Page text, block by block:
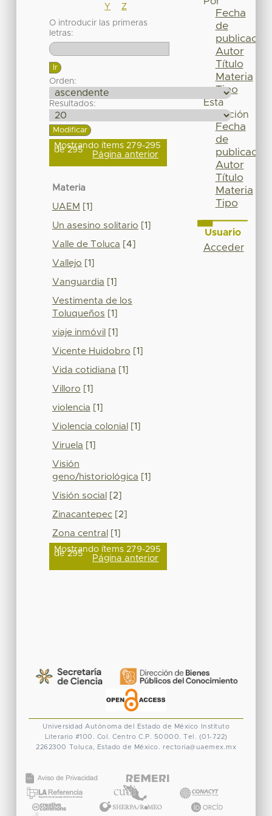
Y
Z
O introducir las primeras
letras:
Orden:
Resultados:
Mostrando ítems 279-295
de 295 Página anterior
Materia
UAEM [1]
Un asesino solitario [1]
Valle de Toluca [4]
Vallejo [1]
Vanguardia [1]
Vestimenta de los
Toluqueños [1]
viaje inmóvil [1]
Vicente Huidobro [1]
Vida cotidiana [1]
Villoro [1]
violencia [1]
Violencia colonial [1]
Viruela [1]
Visión
geno/historiológica [1]
Visión social [2]
Zinacantepec[2]
Zona central [1]
Mostrando ítems 279-295
de 295 Página anterior
Fecha
de
publicación
Autor
Título
Materia
Tipo
Esta
colección
Fecha
de
publicación
Autor
Título
Materia
Tipo
Usuario
Acceder
Universidad Autónoma del Estado de México
Instituto
Literario #100. Col. Centro C.P. 50000. Tel. (01-722)
2262300 Toluca, Estado de México. rectoria@uaemex.mx